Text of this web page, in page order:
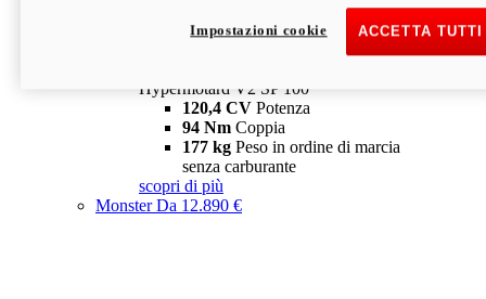
Depotenziata 35 kW: 18.890 € i
configura scopri di più
Hypermotard V2 SP 100
120,4 CV Potenza
94 Nm Coppia
177 kg Peso in ordine di marcia
senza carburante
scopri di più
MonsterDa 12.890 €
ACCETTA
Impostazioni cookie